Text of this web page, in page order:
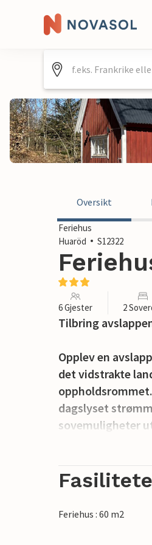
Oversikt
Feriehus
Huaröd
S12322
6 Gjester 2
Tilbring
Opplev en
det vidstrakte
dagslyset
sovemuligheter
romslige
Bruk
romslig, ideell
Feriehus : 60 m2